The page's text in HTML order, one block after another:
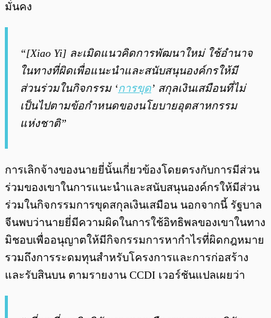
มั่นคง
“[Xiao Yi] ละเมิดแนวคิดการพัฒนาใหม่ ใช้อำนาจ
ในทางที่ผิดเพื่อแนะนำและสนับสนุนองค์กรให้มี
ส่วนร่วมในกิจกรรม ‘การขุด’ สกุลเงินเสมือนที่ไม่
เป็นไปตามข้อกำหนดของนโยบายอุตสาหกรรม
แห่งชาติ”
การเลิกจ้างของนายยี่นั้นเกี่ยวข้องโดยตรงกับการมีส่วน
ร่วมของเขาในการแนะนำและสนับสนุนองค์กรให้มีส่วน
ร่วมในกิจกรรมการขุดสกุลเงินเสมือน นอกจากนี้ รัฐบาล
จีนพบว่านายยี่มีความผิดในการใช้อิทธิพลของเขาในทาง
มิชอบเพื่ออนุญาตให้มีกิจกรรมการหากำไรที่ผิดกฎหมาย
รวมถึงการระดมทุนสำหรับโครงการและการก่อสร้าง
และรับสินบน ตามรายงาน CCDI เวอร์ชันแปลเผยว่า